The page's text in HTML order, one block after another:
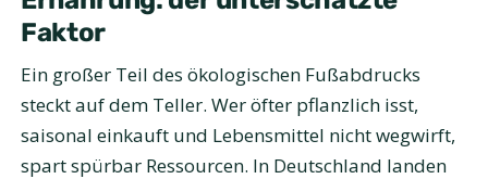
Faktor
Ein großer Teil des ökologischen Fußabdrucks
steckt auf dem Teller. Wer öfter pflanzlich isst,
saisonal einkauft und Lebensmittel nicht wegwirft,
spart spürbar Ressourcen. In Deutschland landen